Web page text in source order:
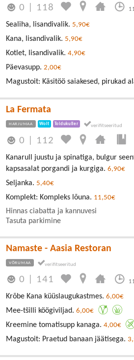
0 118
Sealiha, lisandivalik. 5,90€
Kana, lisandivalik. 5,90€
Kotlet, lisandivalik. 4,90€
Päevasupp. 2,00€
Magustoit: Käsitöö saiakesed, pirukad
La Fermata
HARJUMAA Wolt Toidukuller
0 112
Kanarull juustu ja spinatiga, bulgur
kapsasalat porgandi ja kurgiga. 6,90€
Seljanka. 5,40€
Komplekt: Kompleks lõuna. 11,50€
Hinnas ciabatta ja kannuvesi
Tasuta parkimine
Namaste - Aasia Restoran
VÕRUMAA
0 141
Krõbe Kana küüslaugukastmes. 6,00€
Mee-tšilli köögiviljad. 6,00€
Kreemine tomatisupp kanaga. 4,00€
Magustoit: Praetud banaan jäätisega.